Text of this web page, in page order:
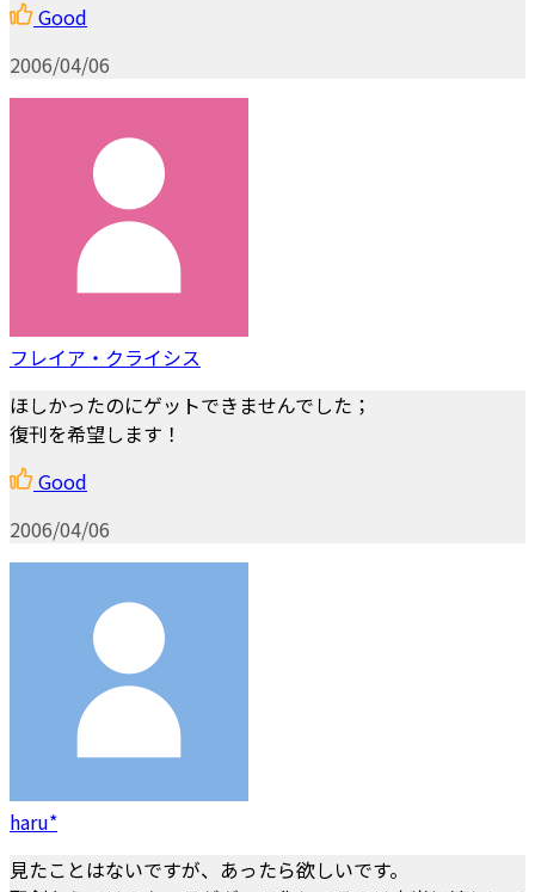
Good
2006/04/06
フレイア・クライシス
ほしかったのにゲットできませんでした；
復刊を希望します！
Good
2006/04/06
haru*
見たことはないですが、あったら欲しいです。